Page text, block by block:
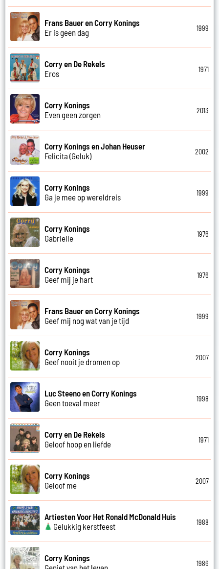
Frans Bauer en Corry Konings
Er is geen dag
1999
Corry en De Rekels
Eros
1971
Corry Konings
Even geen zorgen
2013
Corry Konings en Johan Heuser
Felicita (Geluk)
2002
Corry Konings
Ga je mee op wereldreis
1999
Corry Konings
Gabrielle
1976
Corry Konings
Geef mij je hart
1976
Frans Bauer en Corry Konings
Geef mij nog wat van je tijd
1999
Corry Konings
Geef nooit je dromen op
2007
Luc Steeno en Corry Konings
Geen toeval meer
1998
Corry en De Rekels
Geloof hoop en liefde
1971
Corry Konings
Geloof me
2007
Artiesten Voor Het Ronald McDonald Huis
Gelukkig kerstfeest
1988
Corry Konings
1986